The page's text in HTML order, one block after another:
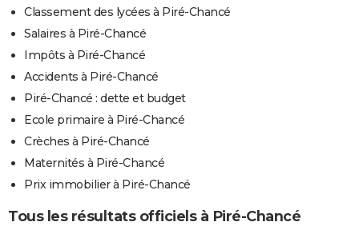
Classement des lycées à Piré-Chancé
Salaires à Piré-Chancé
Impôts à Piré-Chancé
Accidents à Piré-Chancé
Piré-Chancé : dette et budget
Ecole primaire à Piré-Chancé
Crèches à Piré-Chancé
Maternités à Piré-Chancé
Prix immobilier à Piré-Chancé
Tous les résultats officiels à Piré-Chancé